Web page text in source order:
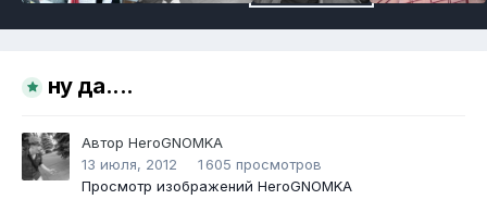
ну да....
Автор HeroGNOMKA
13 июля, 2012
1 605 просмотров
Просмотр изображений HeroGNOMKA